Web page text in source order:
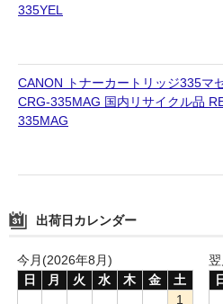
335YEL
CANON トナーカートリッジ335マ
CRG-335MAG 国内リサイクル品
335MAG
出荷日カレンダー
今月(2026年8月)
日
月 火 水 木 金
土
1